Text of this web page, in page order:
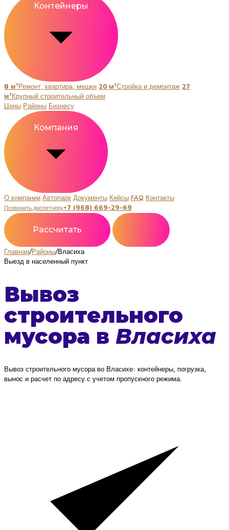
8 м³Ремонт, квартира, мешки 20 м³Стройка и демонтаж 27
м³Крупный строительный объем
Цены Районы Бизнесу
О компании Автопарк Документы Кейсы FAQ Контакты
Позвонить диспетчеру+7 (968) 669-29-69
Рассчитать
Главная/Районы/Власиха
Выезд в населенный пункт
Вывоз
строительного
мусора в Власиха
Вывоз строительного мусора во Власихе: контейнеры, погрузка,
вынос и расчет по адресу с учетом пропускного режима.